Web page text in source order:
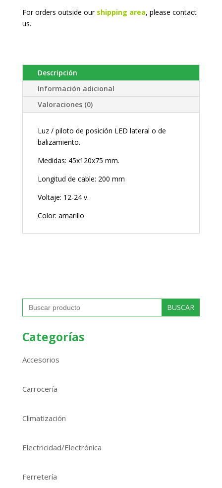
For orders outside our shipping area, please contact
us.
Descripción
Información adicional
Valoraciones (0)
Luz / piloto de posición LED lateral o de
balizamiento.
Medidas: 45x120x75 mm.
Longitud de cable: 200 mm
Voltaje: 12-24 v.
Color: amarillo
Buscar:
Categorías
Accesorios
Carrocería
Climatización
Electricidad/Electrónica
Ferretería